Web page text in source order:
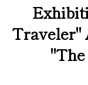
Traveler"